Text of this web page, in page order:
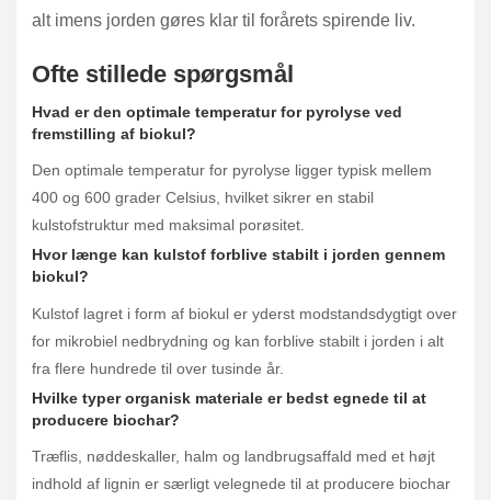
alt imens jorden gøres klar til forårets spirende liv.
Ofte stillede spørgsmål
Hvad er den optimale temperatur for pyrolyse ved
fremstilling af biokul?
Den optimale temperatur for pyrolyse ligger typisk mellem
400 og 600 grader Celsius, hvilket sikrer en stabil
kulstofstruktur med maksimal porøsitet.
Hvor længe kan kulstof forblive stabilt i jorden gennem
biokul?
Kulstof lagret i form af biokul er yderst modstandsdygtigt over
for mikrobiel nedbrydning og kan forblive stabilt i jorden i alt
fra flere hundrede til over tusinde år.
Hvilke typer organisk materiale er bedst egnede til at
producere biochar?
Træflis, nøddeskaller, halm og landbrugsaffald med et højt
indhold af lignin er særligt velegnede til at producere biochar